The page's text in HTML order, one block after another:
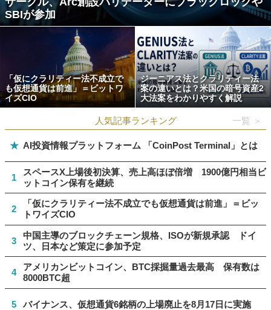
SBIが参加
「仮にクラリティー法不成立で
も仮想通貨は前進」＝ビットワ
イズCIO
ジーニアス法とクラリティー法
案の違いとは？米国の暗号資産2
大法案をわかりやすく解説
人気記事ランキング 一覧 ＞
★ AI投資情報プラットフォーム 「CoinPost Terminal」とは
1
スペースX上場後初決算、売上高ほぼ倍増 1900億円相当ビ
ットコイン保有を継続
2
「仮にクラリティー法不成立でも仮想通貨は前進」＝ビッ
トワイズCIO
3
中国主導のブロックチェーン規格、ISOが新規承認 ドイ
ツ、日本など策定に参加予定
4
アメリカンビットコイン、BTC採掘量過去最高 保有数は
8000BTC超
5 バイナンス、仮想通貨6銘柄の上場廃止を8月17日に実施